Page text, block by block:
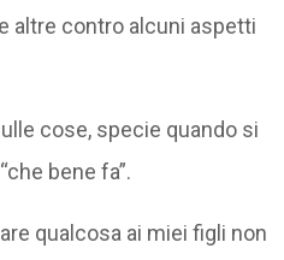
altre contro alcuni aspetti
cose, specie quando si
bene fa”.
qualcosa ai miei figli non